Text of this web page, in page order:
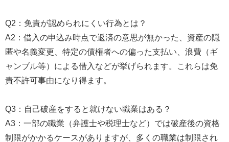
Q2：免責が認められにくい行為とは？
A2：借入の申込み時点で返済の意思が無かった、資産の隠
匿や名義変更、特定の債権者への偏った支払い、浪費（ギ
ャンブル等）による借入などが挙げられます。これらは免
責不許可事由になり得ます。
Q3：自己破産をすると就けない職業はある？
A3：一部の職業（弁護士や税理士など）では破産後の資格
制限がかかるケースがありますが、多くの職業は制限され